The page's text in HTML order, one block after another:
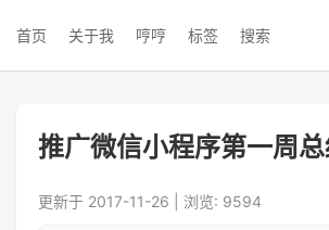
首页 关于我 哼哼 标签 搜索
推广微信小程序第一周
更新于 2017-11-26 | 浏览: 9594